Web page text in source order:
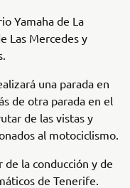
Yamaha de La
Las Mercedes y
una parada en
de otra parada en el
de las vistas y
al motociclismo.
la conducción y de
de Tenerife.